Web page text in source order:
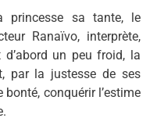
princesse sa tante, le
Ranaïvo, interprète,
d’abord un peu froid, la
par la justesse de ses
conquérir l’estime